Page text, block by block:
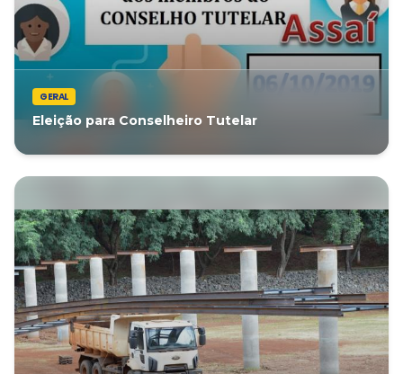
GERAL
Eleição para Conselheiro Tutelar